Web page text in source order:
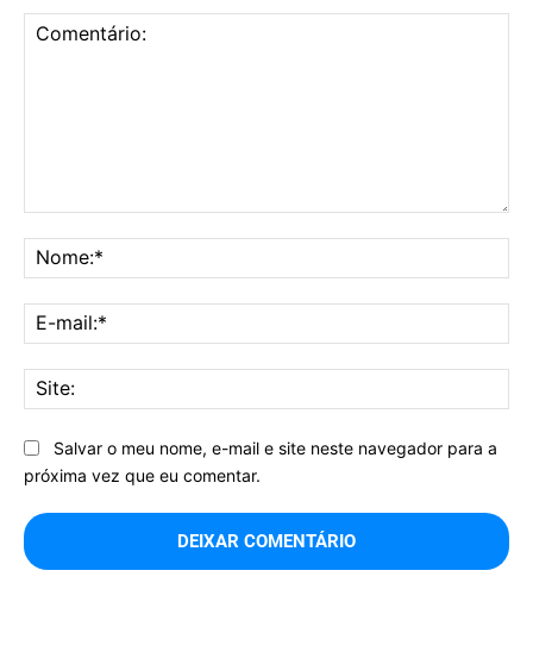
Salvar o meu nome, e-mail e site neste navegador para a
próxima vez que eu comentar.